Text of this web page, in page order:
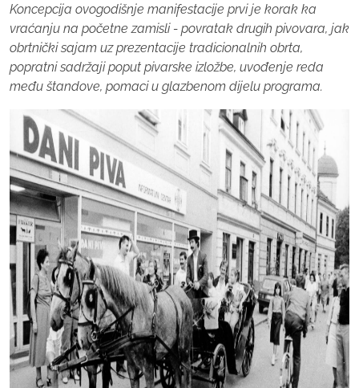
Koncepcija ovogodišnje manifestacije prvi je korak ka
vraćanju na početne zamisli - povratak drugih pivovara, jak
obrtnički sajam uz prezentacije tradicionalnih obrta,
popratni sadržaji poput pivarske izložbe, uvođenje reda
među štandove, pomaci u glazbenom dijelu programa.